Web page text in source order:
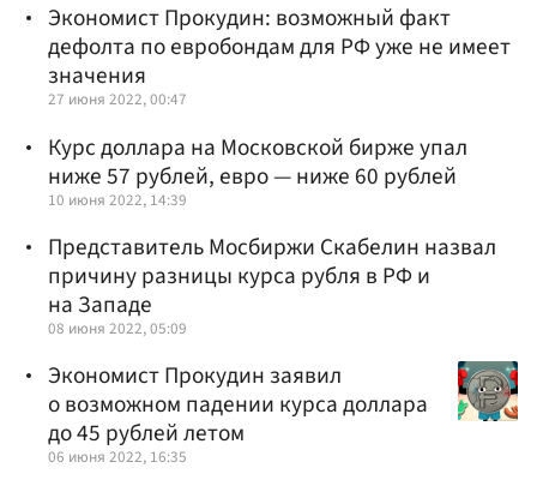
Экономист Прокудин: возможный факт
дефолта по евробондам для РФ уже не имеет
значения
27 июня 2022, 00:47
Курс доллара на Московской бирже упал
ниже 57 рублей, евро — ниже 60 рублей
10 июня 2022, 14:39
Представитель Мосбиржи Скабелин назвал
причину разницы курса рубля в РФ и
на Западе
08 июня 2022, 05:09
Экономист Прокудин заявил
о возможном падении курса доллара
до 45 рублей летом
06 июня 2022, 16:35